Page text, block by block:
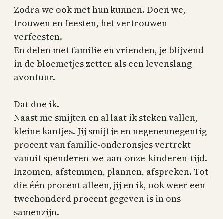
Zodra we ook met hun kunnen. Doen we,
trouwen en feesten, het vertrouwen
verfeesten.
En delen met familie en vrienden, je blijvend
in de bloemetjes zetten als een levenslang
avontuur.
Dat doe ik.
Naast me smijten en al laat ik steken vallen,
kleine kantjes. Jij smijt je en negenennegentig
procent van familie-onderonsjes vertrekt
vanuit spenderen-we-aan-onze-kinderen-tijd.
Inzomen, afstemmen, plannen, afspreken. Tot
die één procent alleen, jij en ik, ook weer een
tweehonderd procent gegeven is in ons
samenzijn.